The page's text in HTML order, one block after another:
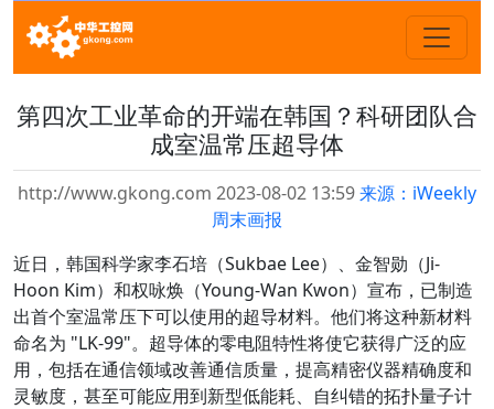
第四次工业革命的开端在韩国？科研团队合
成室温常压超导体
http://www.gkong.com 2023-08-02 13:59来源：iWeekly
周末画报
近日，韩国科学家李石培（Sukbae Lee）、金智勋（Ji-
Hoon Kim）和权咏焕（Young-Wan Kwon）宣布，已制造
出首个室温常压下可以使用的超导材料。他们将这种新材料
命名为 "LK-99"。超导体的零电阻特性将使它获得广泛的应
用，包括在通信领域改善通信质量，提高精密仪器精确度和
灵敏度，甚至可能应用到新型低能耗、自纠错的拓扑量子计